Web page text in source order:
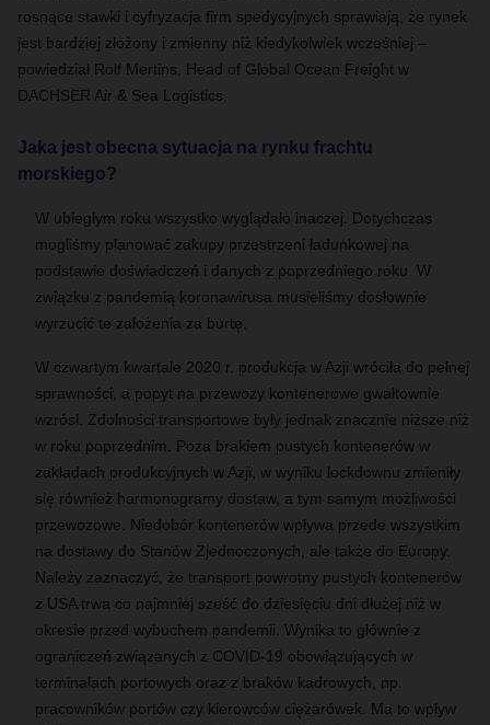
rosnące stawki i cyfryzacja firm spedycyjnych sprawiają, że rynek
jest bardziej złożony i zmienny niż kiedykolwiek wcześniej –
powiedział Rolf Mertins, Head of Global Ocean Freight w
DACHSER Air & Sea Logistics.
Jaka jest obecna sytuacja na rynku frachtu
morskiego?
W ubiegłym roku wszystko wyglądało inaczej. Dotychczas
mogliśmy planować zakupy przestrzeni ładunkowej na
podstawie doświadczeń i danych z poprzedniego roku. W
związku z pandemią koronawirusa musieliśmy dosłownie
wyrzucić te założenia za burtę.
W czwartym kwartale 2020 r. produkcja w Azji wróciła do pełnej
sprawności, a popyt na przewozy kontenerowe gwałtownie
wzrósł. Zdolności transportowe były jednak znacznie niższe niż
w roku poprzednim. Poza brakiem pustych kontenerów w
zakładach produkcyjnych w Azji, w wyniku lockdownu zmieniły
się również harmonogramy dostaw, a tym samym możliwości
przewozowe. Niedobór kontenerów wpływa przede wszystkim
na dostawy do Stanów Zjednoczonych, ale także do Europy.
Należy zaznaczyć, że transport powrotny pustych kontenerów
z USA trwa co najmniej sześć do dziesięciu dni dłużej niż w
okresie przed wybuchem pandemii. Wynika to głównie z
ograniczeń związanych z COVID-19 obowiązujących w
terminalach portowych oraz z braków kadrowych, np.
pracowników portów czy kierowców ciężarówek. Ma to wpływ